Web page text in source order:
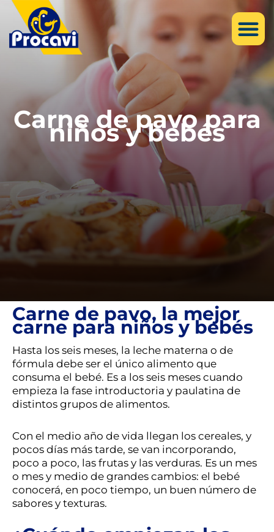
Carne de pavo para
niños y bebés
Carne de pavo, la mejor
carne para niños y bebés
Hasta los seis meses, la leche materna o de
fórmula debe ser el único alimento que
consuma el bebé. Es a los seis meses cuando
empieza la fase introductoria y paulatina de
distintos grupos de alimentos.
Con el medio año de vida llegan los cereales, y
pocos días más tarde, se van incorporando,
poco a poco, las frutas y las verduras. Es un mes
o mes y medio de grandes cambios: el bebé
conocerá, en poco tiempo, un buen número de
sabores y texturas.